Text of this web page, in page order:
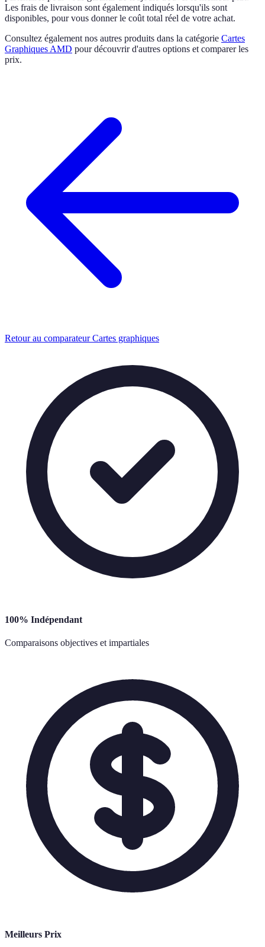
Les frais de livraison sont également indiqués lorsqu'ils sont
disponibles, pour vous donner le coût total réel de votre achat.
Consultez également nos autres produits dans la catégorie Cartes
Graphiques AMD pour découvrir d'autres options et comparer les
prix.
Retour au comparateur Cartes graphiques
100% Indépendant
Comparaisons objectives et impartiales
Meilleurs Prix